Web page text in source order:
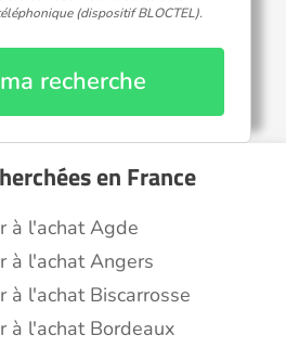
(dispositif BLOCTEL).
recherche
en France
à l'achat Agde
à l'achat Angers
à l'achat Biscarrosse
à l'achat Bordeaux